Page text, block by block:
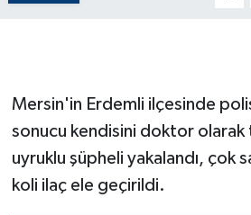
Mersin'in Erdemli ilçesinde
sonucu kendisini doktor olarak
uyruklu şüpheli yakalandı, çok
koli ilaç ele geçirildi.
GENEL
GÜNDEM